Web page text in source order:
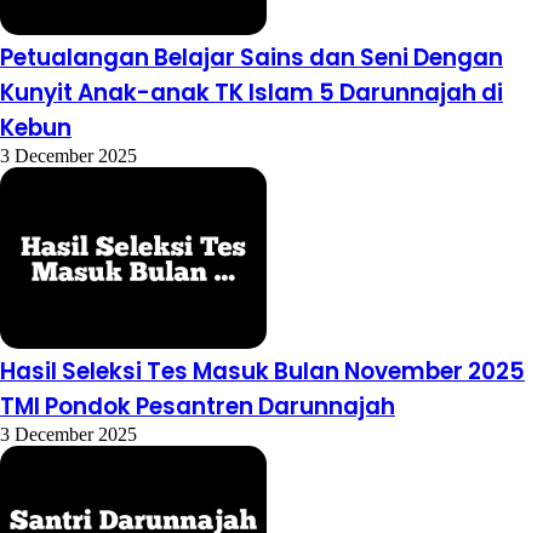
Petualangan Belajar Sains dan Seni Dengan
Kunyit Anak-anak TK Islam 5 Darunnajah di
Kebun
3 December 2025
Hasil Seleksi Tes Masuk Bulan November 2025
TMI Pondok Pesantren Darunnajah
3 December 2025